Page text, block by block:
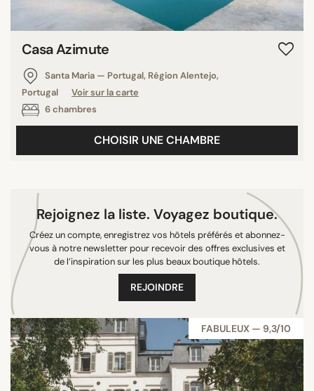
NOTE
7/10
8/10
9/10
France
Grèce
Sri Lanka
Belgique
Espagne
Portugal
Allemagne
Royaume-Uni
Casa Azimute
Santa Maria — Portugal, Région Alentejo,
Portugal
Voir sur la carte
6 chambres
CHOISIR UNE CHAMBRE
Rejoignez la liste. Voyagez boutique.
Créez un compte, enregistrez vos hôtels préférés et abonnez-
vous à notre newsletter pour recevoir des offres exclusives et
de l’inspiration sur les plus beaux boutique hôtels.
REJOINDRE
FABULEUX — 9,3/10